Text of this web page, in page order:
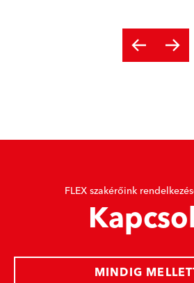
FLEX szakérőink
MINDIG